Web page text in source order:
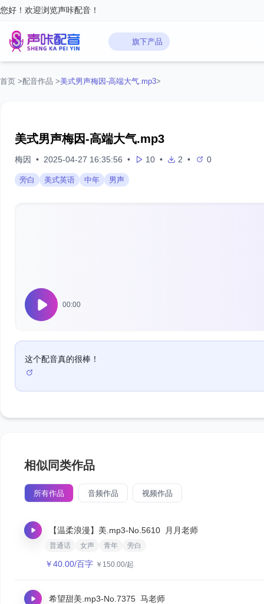
您好！欢迎浏览声咔配音！
旗下产品
首页 >配音作品 >美式男声梅因-高端大气.mp3>
美式男声梅因-高端大气.mp3
梅因 • 2025-04-27 16:35:56 • 10 • 2 • 0
旁白 美式英语 中年 男声
00:00
这个配音真的很棒！
相似同类作品
所有作品 音频作品 视频作品
【温柔浪漫】美.mp3-No.5610 月月老师
普通话 女声 青年 旁白
￥40.00/百字 ￥ 150.00/起
希望甜美.mp3-No.7375 马老师